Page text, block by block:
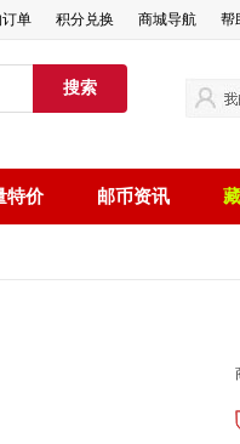
帮
商城导航
积分兑换
单
搜索
特价 邮币资讯